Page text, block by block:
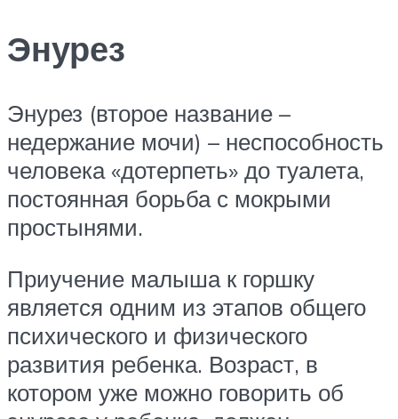
Энурез
Энурез (второе название –
недержание мочи) – неспособность
человека «дотерпеть» до туалета,
постоянная борьба с мокрыми
простынями.
Приучение малыша к горшку
является одним из этапов общего
психического и физического
развития ребенка. Возраст, в
котором уже можно говорить об